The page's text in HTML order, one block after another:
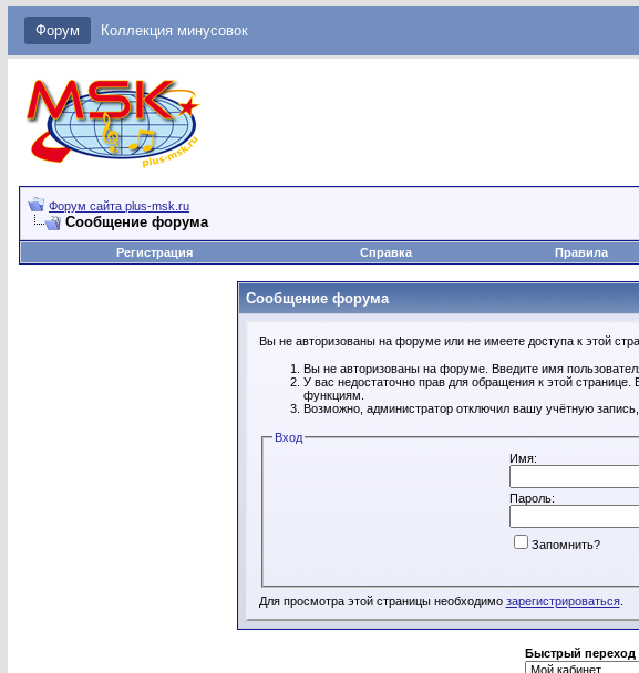
Форум Коллекция минусовок
Форум сайта plus-msk.ru
Сообщение форума
Регистрация
Справка Правила
Сообщение форума
Вы не авторизованы на форуме или не имеете доступа к этой
Вы не авторизованы на форуме. Введите имя
У вас недостаточно прав для обращения к этой
функциям.
Возможно, администратор отключил вашу учётную
Вход
Имя:
Пароль:
Запомнить?
Для просмотра этой страницы необходимо зарегистрироваться.
Быстрый переход